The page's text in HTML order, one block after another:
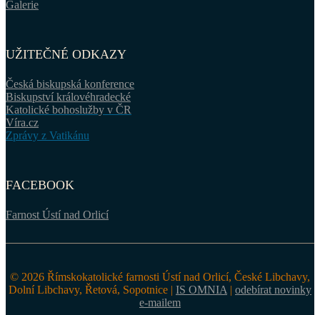
Galerie
UŽITEČNÉ ODKAZY
Česká biskupská konference
Biskupství královéhradecké
Katolické bohoslužby v ČR
Víra.cz
Zprávy z Vatikánu
FACEBOOK
Farnost Ústí nad Orlicí
© 2026 Římskokatolické farnosti Ústí nad Orlicí, České Libchavy,
Dolní Libchavy, Řetová, Sopotnice | IS OMNIA | odebírat novinky
e-mailem